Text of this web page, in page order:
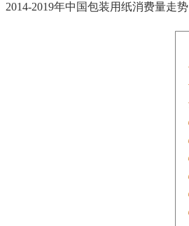
2014-2019年中国包装用纸消费量走势